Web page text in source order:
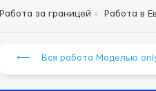
Работа за границей Работа в
⟵ Вся работа Моделью